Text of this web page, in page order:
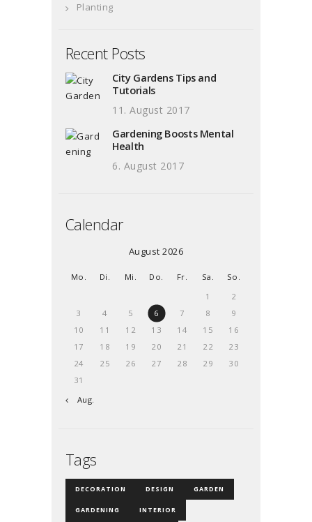
Planting
Recent Posts
City Gardens Tips and
Tutorials
11. August 2017
Gardening Boosts Mental
Health
6. August 2017
Calendar
August 2026
Mo. Di. Mi. Do. Fr. Sa.
So.
1
2
3
4 5 6 7 8
9
10
11 12 13 14 15
16
17
18 19 20 21 22
23
24
25 26 27 28 29
30
31
« Aug.
Tags
DECORATION DESIGN GARDEN
GARDENING INTERIOR